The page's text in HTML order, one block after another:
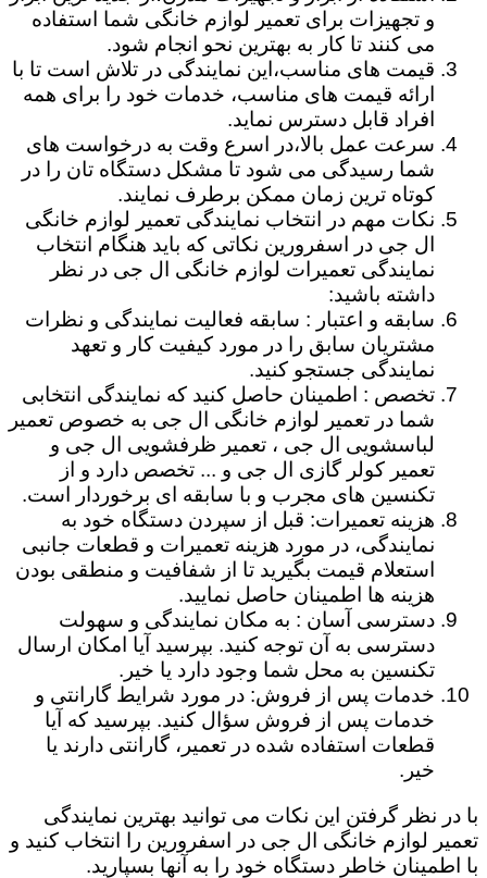
و تجهیزات برای تعمیر لوازم خانگی شما استفاده
می کنند تا کار به بهترین نحو انجام شود.
قیمت های مناسب،این نمایندگی در تلاش است تا با
ارائه قیمت های مناسب، خدمات خود را برای همه
افراد قابل دسترس نماید.
سرعت عمل بالا،در اسرع وقت به درخواست های
شما رسیدگی می شود تا مشکل دستگاه تان را در
کوتاه ترین زمان ممکن برطرف نمایند.
نکات مهم در انتخاب نمایندگی تعمیر لوازم خانگی
ال جی در اسفرورین نکاتی که باید هنگام انتخاب
نمایندگی تعمیرات لوازم خانگی ال جی در نظر
داشته باشید:
سابقه و اعتبار : سابقه فعالیت نمایندگی و نظرات
مشتریان سابق را در مورد کیفیت کار و تعهد
نمایندگی جستجو کنید.
تخصص : اطمینان حاصل کنید که نمایندگی انتخابی
شما در تعمیر لوازم خانگی ال جی به خصوص تعمیر
لباسشویی ال جی ، تعمیر ظرفشویی ال جی و
تعمیر کولر گازی ال جی و ... تخصص دارد و از
تکنسین های مجرب و با سابقه ای برخوردار است.
هزینه تعمیرات: قبل از سپردن دستگاه خود به
نمایندگی، در مورد هزینه تعمیرات و قطعات جانبی
استعلام قیمت بگیرید تا از شفافیت و منطقی بودن
هزینه ها اطمینان حاصل نمایید.
دسترسی آسان : به مکان نمایندگی و سهولت
دسترسی به آن توجه کنید. بپرسید آیا امکان ارسال
تکنسین به محل شما وجود دارد یا خیر.
خدمات پس از فروش: در مورد شرایط گارانتی و
خدمات پس از فروش سؤال کنید. بپرسید که آیا
قطعات استفاده شده در تعمیر، گارانتی دارند یا
خیر.
با در نظر گرفتن این نکات می توانید بهترین نمایندگی
تعمیر لوازم خانگی ال جی در اسفرورین را انتخاب کنید و
با اطمینان خاطر دستگاه خود را به آنها بسپارید.